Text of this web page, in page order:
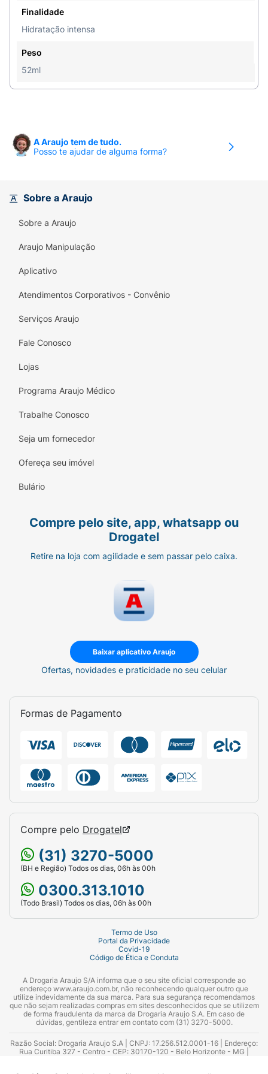
Finalidade
Hidratação intensa
Peso
52ml
A Araujo tem de tudo.
Posso te ajudar de alguma forma?
Sobre a Araujo
Sobre a Araujo
Araujo Manipulação
Aplicativo
Atendimentos Corporativos - Convênio
Serviços Araujo
Fale Conosco
Lojas
Programa Araujo Médico
Trabalhe Conosco
Seja um fornecedor
Ofereça seu imóvel
Bulário
Compre pelo site, app, whatsapp ou
Drogatel
Retire na loja com agilidade e sem passar pelo caixa.
Baixar aplicativo Araujo
Ofertas, novidades e praticidade no seu celular
Formas de Pagamento
Compre pelo Drogatel
(31) 3270-5000
(BH e Região) Todos os dias, 06h às 00h
0300.313.1010
(Todo Brasil) Todos os dias, 06h às 00h
Termo de Uso
Portal da Privacidade
Covid-19
Código de Ética e Conduta
A Drogaria Araujo S/A informa que o seu site oficial corresponde ao
endereço www.araujo.com.br, não reconhecendo qualquer outro que
utilize indevidamente da sua marca. Para sua segurança recomendamos
que não sejam realizadas compras em sites desconhecidos que se utilizem
de forma fraudulenta da marca da Drogaria Araujo S.A. Em caso de
dúvidas, gentileza entrar em contato com (31) 3270-5000.
Razão Social: Drogaria Araujo S.A | CNPJ: 17.256.512.0001-16 | Endereço:
Rua Curitiba 327 - Centro - CEP: 30170-120 - Belo Horizonte - MG |